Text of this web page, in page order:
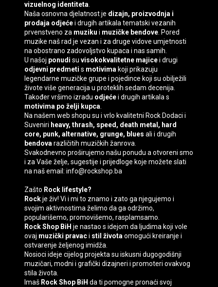
vizuelnog identiteta
Naša osnovna djelatnost je dizajn, proizvodnja i
prodaja odjećei drugih artikala tematski vezanih
prvenstveno za muziku i muzičke bendove . Pored
muzike naš rad je vezan i za druge vidove umjetnosti
na obostrano zadovoljstvo kupaca i nas samih.
U našoj ponudi su visokokvalitetne majicei drugi
odjevni predmeti s motivima koji prikazuju
legendarne muzičke grupe i pojedince koji su obilježili
živote više generacija u proteklih sedam decenija.
Također vršimo izradu odjećei drugih artikala s
motivima po želji kupca
Na našem web shopu su i vrlo kvalitetni Rock Dodaci i
Suveniri heavy, thrash, speed, death metal, hard
core, punk, alternative, grunge, blues ali i drugih
bendova različitih muzičkih žanrova.
Svakodnevno proširujemo našu ponudu a otvoreni smo
i za Vaše želje, sugestije i prijedloge koje možete slati
na naš email: info@rockshop.ba
Zašto Rock lifestyle?
Rockje živ! Vi i mi to znamo i zato ga njegujemo i
svojim aktivnostima želimo da ga održimo,
popularišemo, promovišemo, rasplamsamo.
Rock Shop BiH je nastao s idejom da ljudima koji vole
ovaj muzički pravaci stil života omogući kreiranje i
ostvarenje željenog imidža.
Nosioci ideje cijelog projekta su iskusni dugogodišnji
muzičari, modni i grafički dizajneri i promoteri ovakvog
stila života.
Imaš Rock Shop BiH da ti pomogne pronaći svoj